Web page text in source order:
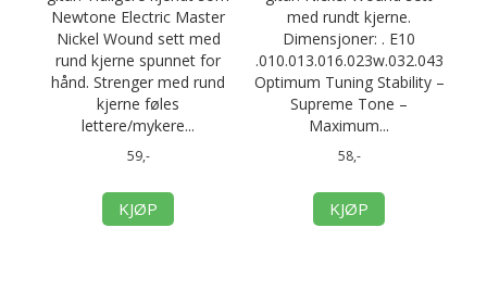
Newtone Electric Master
Nickel Wound sett med
rund kjerne spunnet for
hånd. Strenger med rund
kjerne føles
lettere/mykere...
59,-
KJØP
med rundt kjerne.
Dimensjoner: . E10
.010.013.016.023w.032.043
Optimum Tuning Stability –
Supreme Tone –
Maximum...
58,-
KJØP